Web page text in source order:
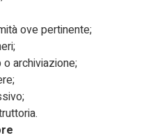
ove pertinente;
archiviazione;